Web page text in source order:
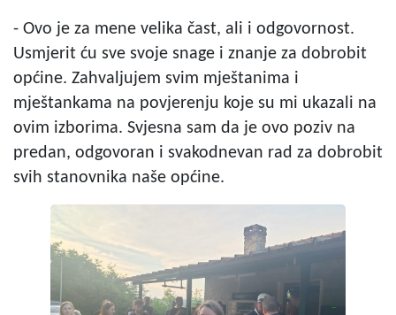
- Ovo je za mene velika čast, ali i odgovornost.
Usmjerit ću sve svoje snage i znanje za dobrobit
općine. Zahvaljujem svim mještanima i
mještankama na povjerenju koje su mi ukazali na
ovim izborima. Svjesna sam da je ovo poziv na
predan, odgovoran i svakodnevan rad za dobrobit
svih stanovnika naše općine.